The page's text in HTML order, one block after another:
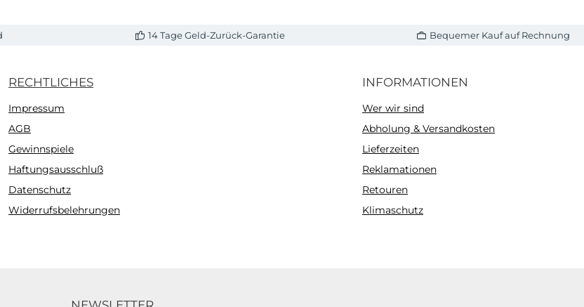
14 Tage Geld-Zurück-Garantie Bequemer Kauf auf Rechnung
RECHTLICHES
Impressum
AGB
Gewinnspiele
Haftungsausschluß
Datenschutz
Widerrufsbelehrungen
INFORMATIONEN
Wer wir sind
Abholung & Versandkosten
Lieferzeiten
Reklamationen
Retouren
Klimaschutz